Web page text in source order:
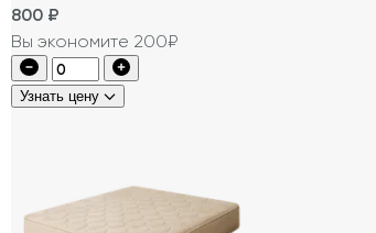
800 ₽
Вы экономите 200₽
Узнать цену